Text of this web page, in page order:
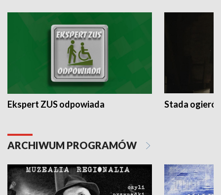
Ekspert ZUS odpowiada Stada
ARCHIWUM PROGRAMÓW